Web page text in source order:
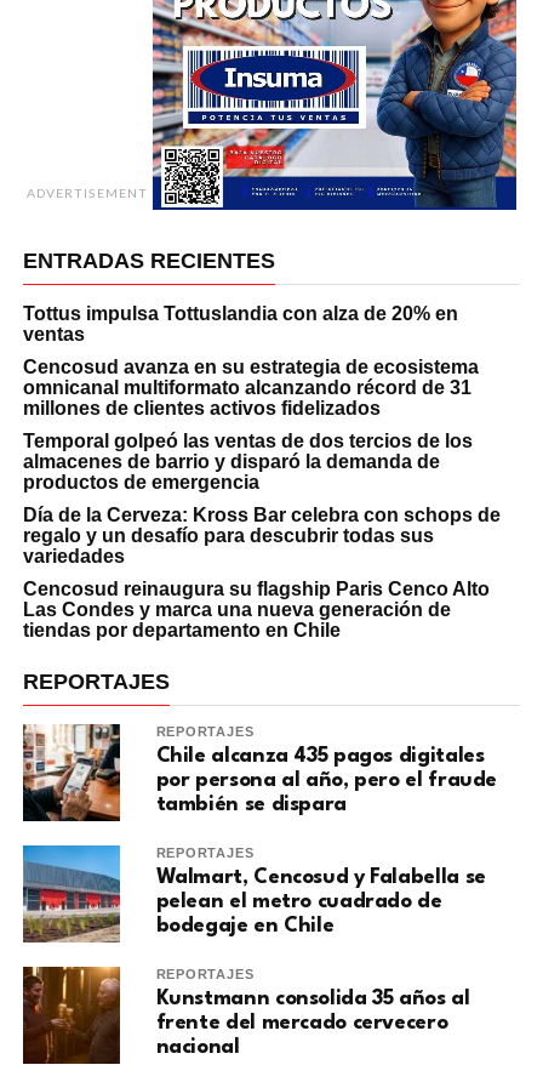
ADVERTISEMENT
ENTRADAS RECIENTES
Tottus impulsa Tottuslandia con alza de 20% en
ventas
Cencosud avanza en su estrategia de ecosistema
omnicanal multiformato alcanzando récord de 31
millones de clientes activos fidelizados
Temporal golpeó las ventas de dos tercios de los
almacenes de barrio y disparó la demanda de
productos de emergencia
Día de la Cerveza: Kross Bar celebra con schops de
regalo y un desafío para descubrir todas sus
variedades
Cencosud reinaugura su flagship Paris Cenco Alto
Las Condes y marca una nueva generación de
tiendas por departamento en Chile
REPORTAJES
REPORTAJES
Chile alcanza 435 pagos digitales
por persona al año, pero el fraude
también se dispara
REPORTAJES
Walmart, Cencosud y Falabella se
pelean el metro cuadrado de
bodegaje en Chile
REPORTAJES
Kunstmann consolida 35 años al
frente del mercado cervecero
nacional